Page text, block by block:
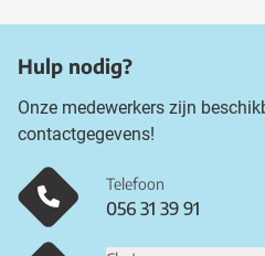
Hulp nodig?
Onze medewerkers zijn
contactgegevens!
Telefoon
056 31 39 91